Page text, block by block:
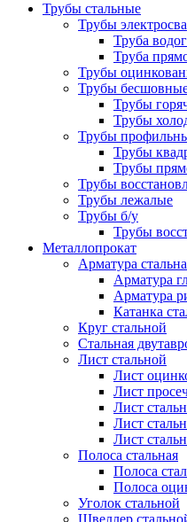
Трубы стальные
Трубы
Труба
Труба
Трубы
Трубы
Трубы
Трубы
Трубы
Трубы
Трубы
Трубы
Трубы лежалые
Трубы б/у
Трубы
Металлопрокат
Арматура
Арматура
Арматура
Катанка
Круг стальной
Стальная
Лист стальной
Лист
Лист
Лист
Лист
Лист
Полоса стальная
Полоса
Полоса
Уголок стальной
Швеллер